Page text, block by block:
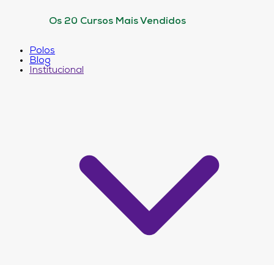
Os 20 Cursos Mais Vendidos
Polos
Blog
Institucional